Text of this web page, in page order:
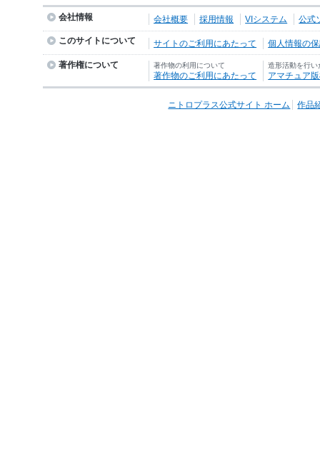
会社情報 会社概要 採用情報 VIシステム 公式
このサイトについて サイトのご利用にあたって 個人情報の
著作権について 著作物の利用について
著作物のご利用にあたって
造形活動を行い
アマチュア
ニトロプラス公式サイト ホーム 作品